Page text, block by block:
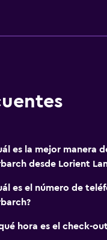
o clóset
pantalla plana
es la mejor manera
desde Lorient
es el número de
hora es el check-